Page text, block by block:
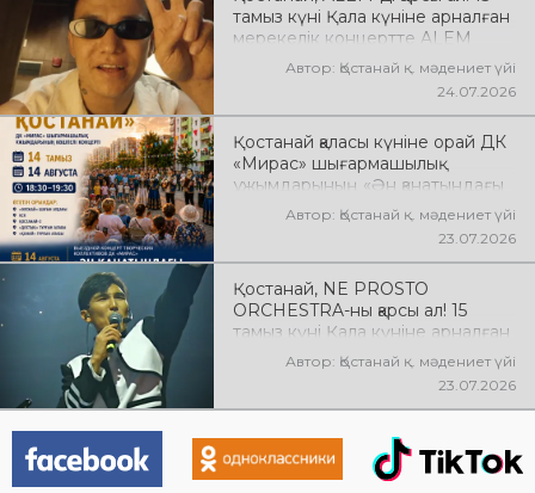
тамыз күні Қала күніне арналған
мерекелік концертте ALEM
өнер көрсетеді! @xcialem
Автор: Қостанай қ. мәдениет үйі
24.07.2026
Қостанай қаласы күніне орай ДК
«Мирас» шығармашылық
ұжымдарының «Ән қанатындағы
Қостанай» көшпелі концерті
өтеді! Баршаңызды мерекелік
Автор: Қостанай қ. мәдениет үйі
23.07.2026
Қостанай, NE PROSTO
ORCHESTRA-ны қарсы ал! 15
тамыз күні Қала күніне арналған
мерекелік концертте NE
PROSTO ORCHESTRA өнер
көрсетеді! @ne_prosto_orchestra
Автор: Қостанай қ. мәдениет үйі
23.07.2026